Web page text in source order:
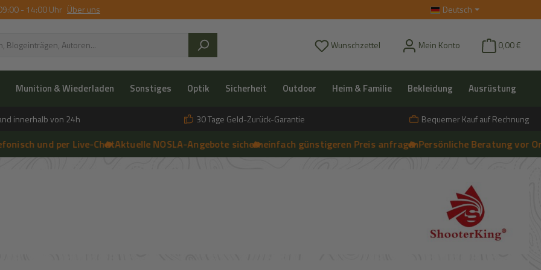
- 14:00 Uhr Über uns Deutsch
Wunschzettel Du hast 0 Produkte auf dem Merkzettel
Mein Konto 0,00 €
Munition & Wiederladen Sonstiges Optik Sicherheit Outdoor Heim & Familie Bekleidung Ausrüstung
innerhalb von 24h 30 Tage Geld-Zurück-Garantie Bequemer Kauf auf Rechnung
per Live-Chat
➔
🔥 Aktuelle NOSLA-Angebote sichern
➔
🔥 einfach günstigeren Preis anfragen
➔
🔥 Persönliche Beratung vor Ort,